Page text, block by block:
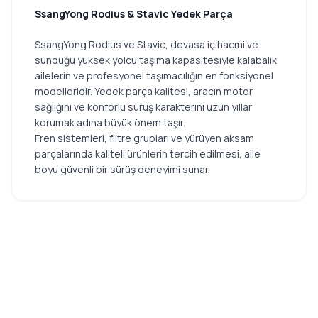
SsangYong Rodius & Stavic Yedek Parça
SsangYong Rodius ve Stavic, devasa iç hacmi ve
sunduğu yüksek yolcu taşıma kapasitesiyle kalabalık
ailelerin ve profesyonel taşımacılığın en fonksiyonel
modelleridir. Yedek parça kalitesi, aracın motor
sağlığını ve konforlu sürüş karakterini uzun yıllar
korumak adına büyük önem taşır.
Fren sistemleri, filtre grupları ve yürüyen aksam
parçalarında kaliteli ürünlerin tercih edilmesi, aile
boyu güvenli bir sürüş deneyimi sunar.